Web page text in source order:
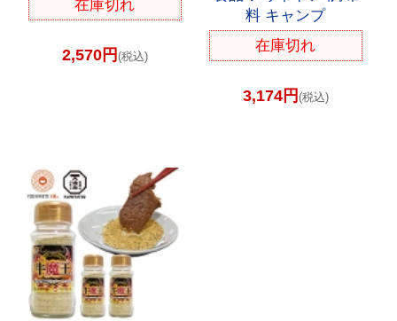
在庫切れ
2,570円 (税込)
料 キャンプ
在庫切れ
3,174円 (税込)